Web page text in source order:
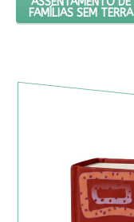
FAMÍLIAS SEM TERRA